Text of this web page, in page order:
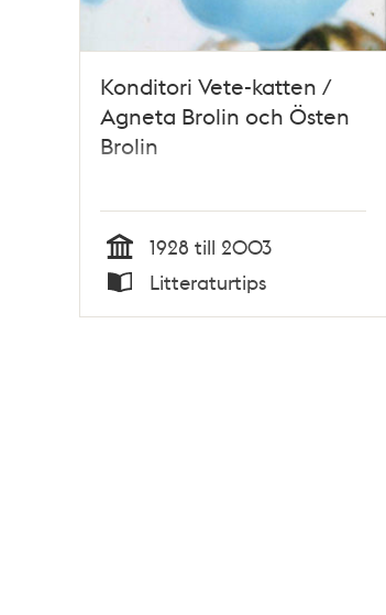
Konditori Vete-katten /
Agneta Brolin och Östen
Brolin
Tid
1928 till 2003
Typ
Litteraturtips